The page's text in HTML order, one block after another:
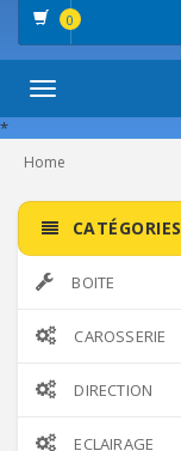
0
Toggle
*
Home
CATÉGORIES
BOITE
CAROSSERIE
DIRECTION
ECLAIRAGE